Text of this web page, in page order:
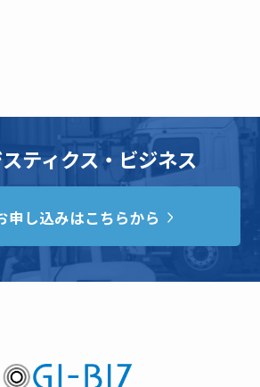
ティクス・ビジネス
申し込みはこちらから